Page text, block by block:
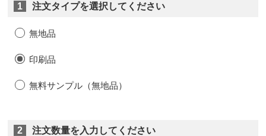
1 注文タイプを選択してください
無地品
印刷品
無料サンプル（無地品）
2 注文数量を入力してください